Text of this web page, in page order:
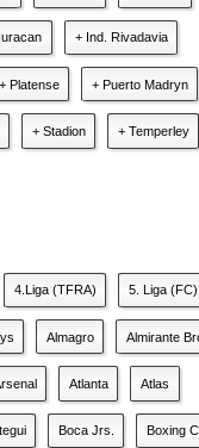
+ Ind. Rivadavia
+ Platense + Puerto Madryn
+ Stadion + Temperley
4.Liga (TFRA) 5. Liga (FC)
Almagro Almirante
Atlanta Atlas
Boca Jrs. Boxing